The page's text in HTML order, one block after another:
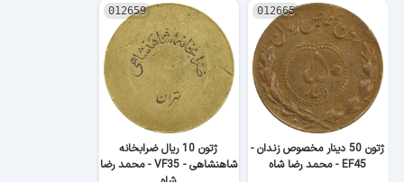
012665
ژتون 50 دینار مخصوص زندان -
EF45 - محمد رضا شاه
012659
ژتون 10 ریال ضرابخانه
شاهنشاهی - VF35 - محمد رضا